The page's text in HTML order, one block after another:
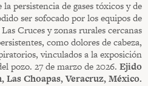
persistencia de gases tóxicos y de
ser sofocado por los equipos de
Cruces y zonas rurales cercanas
como dolores de cabeza,
vinculados a la exposición
pozo. 27 de marzo de 2026. Ejido
Las Choapas, Veracruz, México.